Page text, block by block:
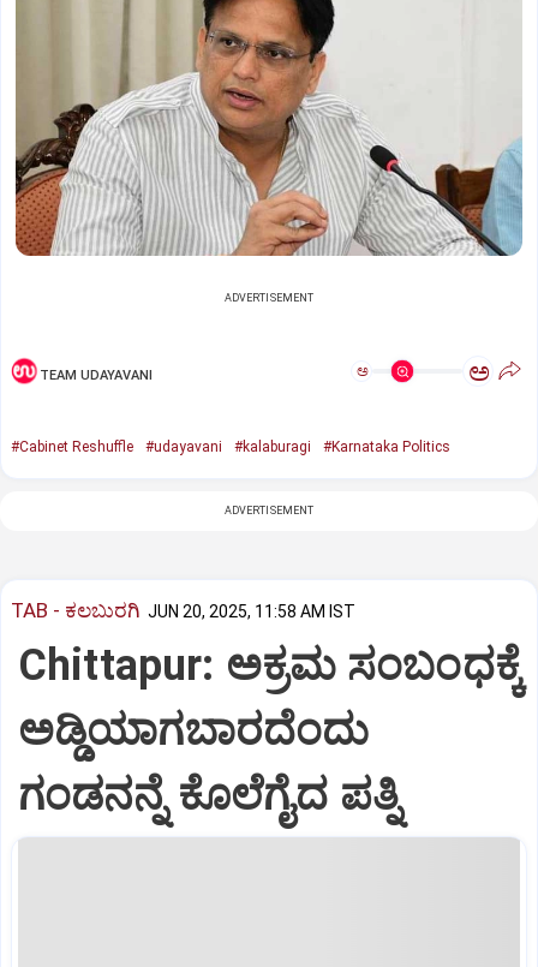
ADVERTISEMENT
TEAM UDAYAVANI ಅ ಅ
#Cabinet Reshuffle #udayavani #kalaburagi #Karnataka Politics
ADVERTISEMENT
TAB - ಕಲಬುರಗಿ JUN 20, 2025, 11:58 AM IST
Chittapur: ಅಕ್ರಮ ಸಂಬಂಧಕ್ಕೆ
ಅಡ್ಡಿಯಾಗಬಾರದೆಂದು
ಗಂಡನನ್ನೆ ಕೊಲೆಗೈದ ಪತ್ನಿ